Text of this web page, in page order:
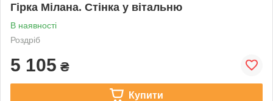
Гірка Мілана. Стінка у вітальню
В наявності
Роздріб
5 105 ₴
Купити